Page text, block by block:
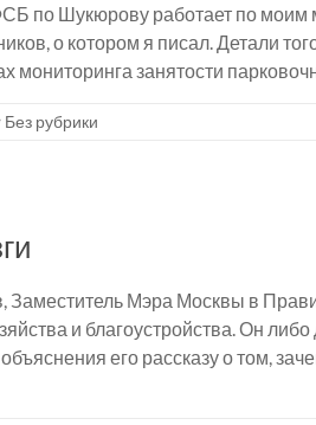
по Шукюрову работает по моим
о котором я писал. Детали
мониторинга занятости
Без рубрики
Заместитель Мэра Москвы в
и благоустройства. Он либо
его рассказу о том,